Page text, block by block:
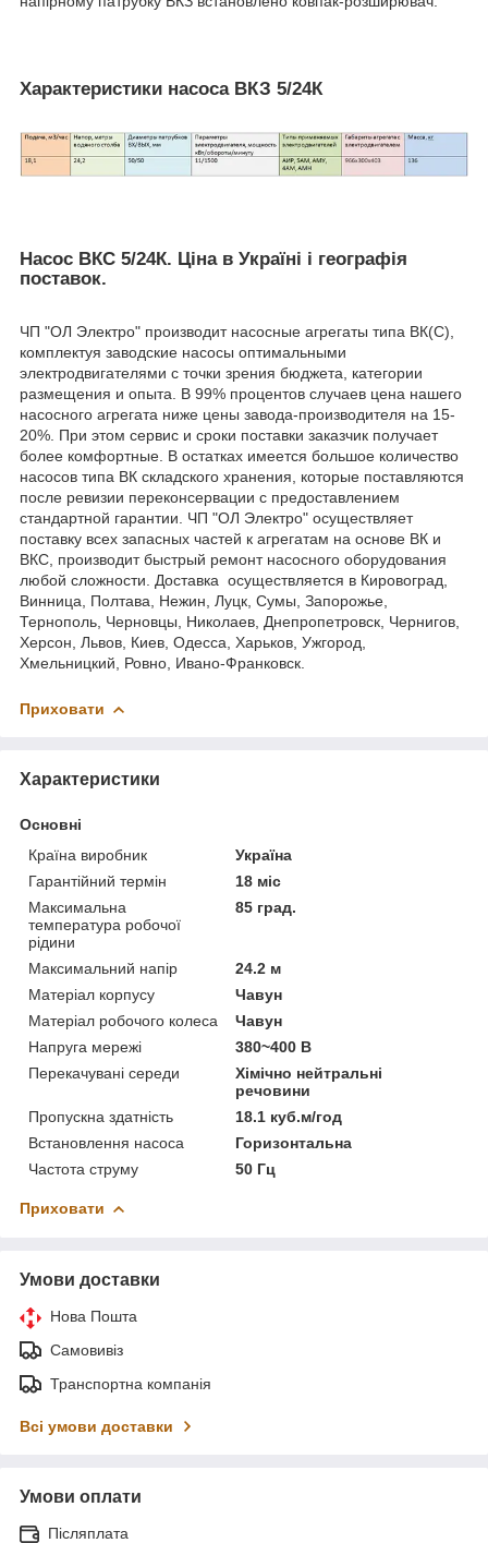
Характеристики насоса ВКЗ 5/24К
Насос ВКС 5/24К. Ціна в Україні і географія
поставок.
ЧП "ОЛ Электро" производит насосные агрегаты типа ВК(С),
комплектуя заводские насосы оптимальными
электродвигателями с точки зрения бюджета, категории
размещения и опыта. В 99% процентов случаев цена нашего
насосного агрегата ниже цены завода-производителя на 15-
20%. При этом сервис и сроки поставки заказчик получает
более комфортные. В остатках имеется большое количество
насосов типа ВК складского хранения, которые поставляются
после ревизии переконсервации с предоставлением
стандартной гарантии. ЧП "ОЛ Электро" осуществляет
поставку всех запасных частей к агрегатам на основе ВК и
ВКС, производит быстрый ремонт насосного оборудования
любой сложности. Доставка осуществляется в Кировоград,
Винница, Полтава, Нежин, Луцк, Сумы, Запорожье,
Тернополь, Черновцы, Николаев, Днепропетровск, Чернигов,
Херсон, Львов, Киев, Одесса, Харьков, Ужгород,
Хмельницкий, Ровно, Ивано-Франковск.
Приховати
Характеристики
Основні
Країна виробник
Україна
Гарантійний термін
18 міс
Максимальна
температура робочої
рідини
85 град.
Максимальний напір
24.2 м
Матеріал корпусу
Чавун
Матеріал робочого колеса
Чавун
Напруга мережі
380~400 В
Перекачувані середи
Хімічно нейтральні
речовини
Пропускна здатність
18.1 куб.м/год
Встановлення насоса
Горизонтальна
Частота струму
50 Гц
Приховати
Умови доставки
Нова Пошта
Самовивіз
Транспортна компанія
Всі умови доставки
Умови оплати
Післяплата